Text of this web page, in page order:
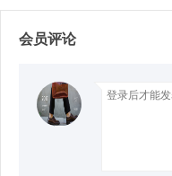
会员评论